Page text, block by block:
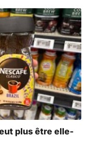
plus être elle-